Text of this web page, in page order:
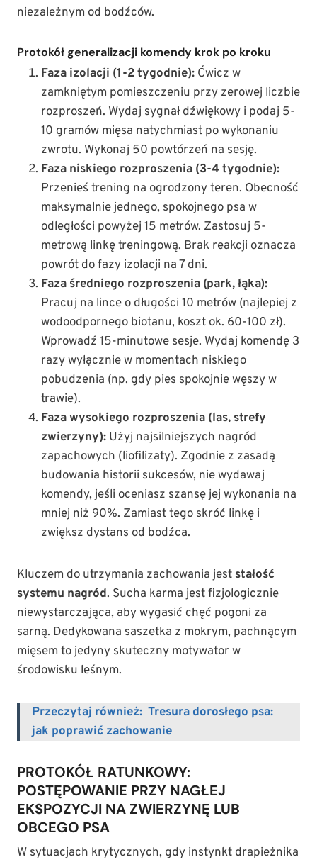
niezależnym od bodźców.
Protokół generalizacji komendy krok po kroku
Faza izolacji (1-2 tygodnie): Ćwicz w
zamkniętym pomieszczeniu przy zerowej liczbie
rozproszeń. Wydaj sygnał dźwiękowy i podaj 5-
10 gramów mięsa natychmiast po wykonaniu
zwrotu. Wykonaj 50 powtórzeń na sesję.
Faza niskiego rozproszenia (3-4 tygodnie):
Przenieś trening na ogrodzony teren. Obecność
maksymalnie jednego, spokojnego psa w
odległości powyżej 15 metrów. Zastosuj 5-
metrową linkę treningową. Brak reakcji oznacza
powrót do fazy izolacji na 7 dni.
Faza średniego rozproszenia (park, łąka):
Pracuj na lince o długości 10 metrów (najlepiej z
wodoodpornego biotanu, koszt ok. 60-100 zł).
Wprowadź 15-minutowe sesje. Wydaj komendę 3
razy wyłącznie w momentach niskiego
pobudzenia (np. gdy pies spokojnie węszy w
trawie).
Faza wysokiego rozproszenia (las, strefy
zwierzyny): Użyj najsilniejszych nagród
zapachowych (liofilizaty). Zgodnie z zasadą
budowania historii sukcesów, nie wydawaj
komendy, jeśli oceniasz szansę jej wykonania na
mniej niż 90%. Zamiast tego skróć linkę i
zwiększ dystans od bodźca.
Kluczem do utrzymania zachowania jest stałość
systemu nagród. Sucha karma jest fizjologicznie
niewystarczająca, aby wygasić chęć pogoni za
sarną. Dedykowana saszetka z mokrym, pachnącym
mięsem to jedyny skuteczny motywator w
środowisku leśnym.
Przeczytaj również: Tresura dorosłego psa:
jak poprawić zachowanie
PROTOKÓŁ RATUNKOWY:
POSTĘPOWANIE PRZY NAGŁEJ
EKSPOZYCJI NA ZWIERZYNĘ LUB
OBCEGO PSA
W sytuacjach krytycznych, gdy instynkt drapieżnika